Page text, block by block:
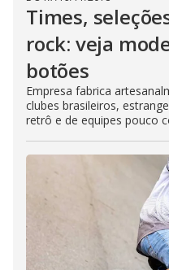
Times,
rock: veja
botões
Empresa fabrica
clubes brasileiros,
retrô e de equipes pouco